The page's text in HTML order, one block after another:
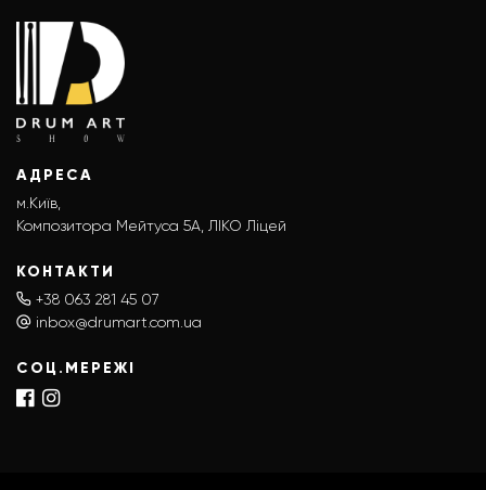
АДРЕСА
м.Київ,
Композитора Мейтуса 5А, ЛІКО Ліцей
КОНТАКТИ
+38 063 281 45 07
inbox@drumart.com.ua
СОЦ.МЕРЕЖІ